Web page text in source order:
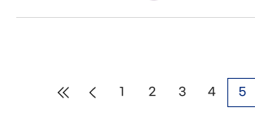
1 2 3 4 5